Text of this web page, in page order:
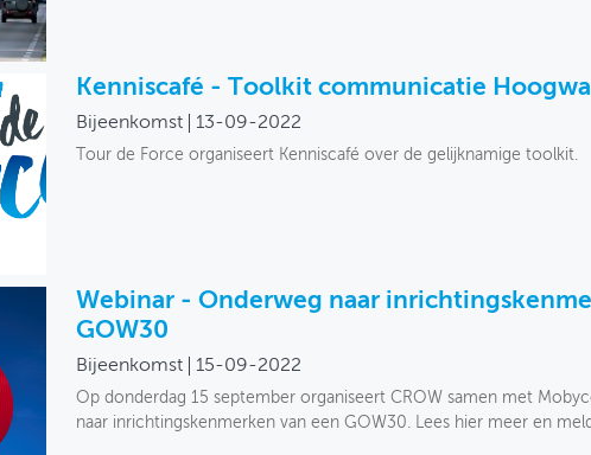
Kenniscafé - Toolkit communicatie
Bijeenkomst 13-09-2022
Tour de Force organiseert Kenniscafé over de gelijknamige toolkit.
Webinar - Onderweg naar
GOW30
Bijeenkomst 15-09-2022
Op donderdag 15 september organiseert CROW samen met
naar inrichtingskenmerken van een GOW30. Lees hier meer en